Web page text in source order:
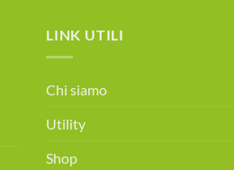
LINK UTILI
Chi siamo
Utility
Shop